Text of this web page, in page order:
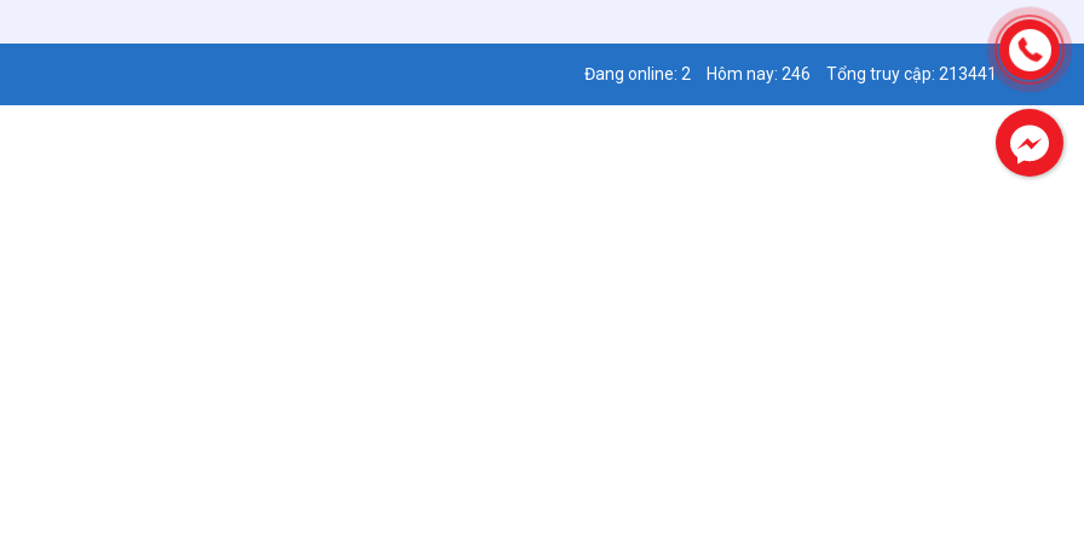
Đang online: 2 Hôm nay: 246 Tổng truy cập: 213441